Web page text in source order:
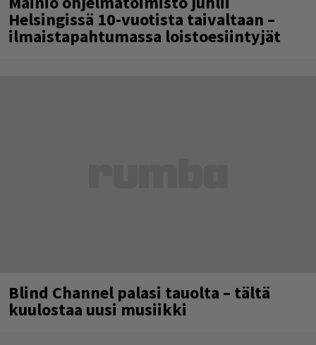
Helsingissä 10-vuotista taivaltaan –
ilmaistapahtumassa loistoesiintyjät
Blind Channel palasi tauolta – tältä
kuulostaa uusi musiikki